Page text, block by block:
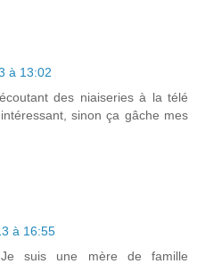
à 13:02
des niaiseries à la télé
sinon ça gâche mes
à 16:55
suis une mère de famille